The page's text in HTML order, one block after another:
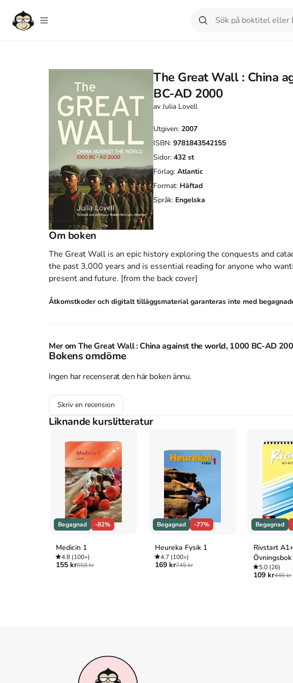
The Great Wall : China
BC-AD 2000
av Julia Lovell
Utgiven: 2007
ISBN: 9781843542155
Sidor: 432 st
Förlag: Atlantic
Format: Häftad
Språk: Engelska
Om boken
The Great Wall is an epic history exploring the conquests and
the past 3,000 years and is essential reading for anyone who
present and future. [from the back cover]
Åtkomstkoder och digitalt tilläggsmaterial garanteras inte med
Mer om The Great Wall : China against the world, 1000 BC-AD
Lovell.Denär skriven på engelskaoch består av 432 sidor
pengar
Referera tillThe Great Wall : China against the world, 1000 BC-AD
Lovell, J. (2007).
The Great Wall : China against the world, 1000 BC-AD 2000
Oxford
Lovell, Julia,The Great Wall : China against the world, 1000 BC-AD 2000
Lovell, J. (2007).The Great Wall : China against the world, 1000 BC-AD 2000
Vancouver
Lovell J. The Great Wall : China against the world, 1000 BC-AD 2000.
Bokens omdöme
Ingen har recenserat den här boken ännu.
Skriv en recension
Liknande kurslitteratur
Begagnad -82%
Medicin 1
4.8 (100+)
155 kr858 kr
Begagnad -77%
Heureka Fysik 1
4.7(100+)
169 kr745 kr
Begagnad
Rivstart
Övningsbok
5.0 (26)
109 kr446 kr